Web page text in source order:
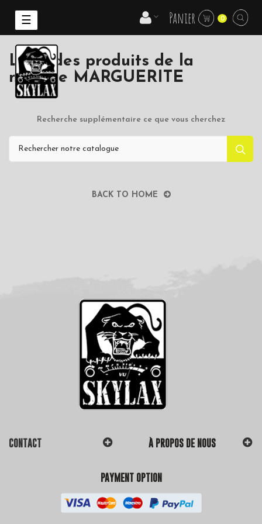
Basculer
la
navigation
☰ Panier 0
Liste des produits de la
marque MARGUERITE
Recherche supplémentaire ce que vous cherchez
BACK TO HOME
CONTACT À PROPOS DE NOUS
PAYMENT OPTION